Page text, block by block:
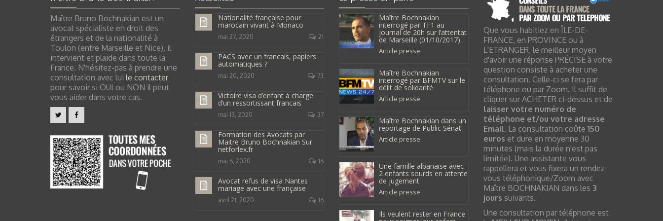
Maître Bruno Bochnakian est un
avocat spécialiste en droit des
étrangers et de la nationalité à
Toulon (entre Marseille et Nice), il
intervient et plaide dans toute la
France. N'hésitez-pas à prendre une
consultation avec lui le contacter
pour savoir si OUI ou NON il peut
vous aider dans votre cas.
Nationalité française pour
marocain vivant à Monaco
mai 27, 2020 21
PACS avec un francais, papiers
automatiques ?
mai 20, 2020 73
Victoire visa d’enfant à charge
d’un ressortissant francais
mai 13, 2020 37
Formation des Avocats par
Maitre Bruno Bochnakian Sur
netforlex.fr
mai 6, 2020 16
Avocat refus de visa Nantes
mariage avec une française
avril 21, 2020 16
Maître Bochnakian
interrogé par TF1 au
journal de 20h sur l’attentat
de Marseille (01/10/2017)
Article presse
Maître Bochnakian
interrogé par BFMTV sur le
délit de solidarité
Article presse
Maître Bochnakian dans un
reportage de Public Sénat
Article presse
Une famille albanaise avec
2 enfants sourds en attente
de jugement
Article presse
Ils veulent rester en France
Que vous habitiez en ÎLE-DE-
FRANCE, en PROVINCE ou à
L'ETRANGER, le meilleur moyen
d'avoir une réponse PRÉCISE à votre
question consiste à acheter une
consultation. Celle-ci se fera par
téléphone ou par Zoom. Il suffit de
cliquer sur ACHETER ci-dessus et de
laisser votre numéro de
téléphone et/ou votre adresse
Email. La consultation coûte 150
euros et dure en moyenne 30
minutes (mais la durée n'est pas
limitée). Une assistante vous
rappellera et vous fixera un rendez-
vous téléphonique/Zoom avec
Maître BOCHNAKIAN dans les 3
jours suivants.
Une consultation par téléphone est